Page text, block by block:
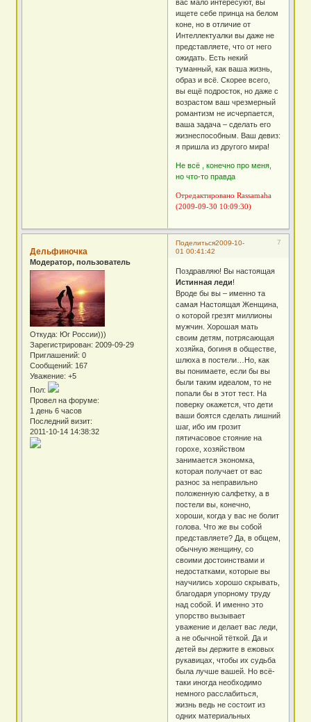
вас мало интересуют, вы
ищете себе принца на белом
коне, но в отличие от
Интеллектуалки вы даже не
представляете, что от него
ожидать. Есть некий
туманный, как ваша жизнь,
образ и всё. Скорее всего,
вы ещё подросток, но даже с
возрастом ваш чрезмерный
романтизм не исчерпается,
ваша задача – сделать его
жизнеспособным. Ваш девиз:
я пришла из другого мира!
Не всё , конечно про меня,
но что-то правда
Отредактировано Rassamaha
(2009-09-30 10:09:30)
Поделиться 7
2009-10-
01 00:41:42
Дельфиночка
Модератор, пользователь
Откуда: Юг России)))
Зарегистрирован: 2009-09-29
Приглашений: 0
Сообщений: 167
Уважение: +5
Пол:
Провел на форуме:
1 день 6 часов
Последний визит:
2011-10-14 14:38:32
Поздравляю! Вы настоящая
Истинная леди!
Вроде бы вы – именно та
самая Настоящая Женщина,
о которой грезят миллионы
мужчин. Хорошая мать
своим детям, потрясающая
хозяйка, богиня в обществе,
шлюха в постели…Но, как
вы понимаете, если бы вы
были таким идеалом, то не
попали бы в этот тест. На
поверку окажется, что дети
ваши боятся сделать лишний
шаг, ибо им грозит
пятичасовое стояние на
горохе, хозяйством
занимается экономка,
которая получает от вас
разнос за неправильно
положенную салфетку, а в
постели вы, конечно,
хороши, когда у вас не болит
голова. Что же вы собой
представляете? Да, в общем,
обычную женщину, со
своими достоинствами и
недостатками, которые вы
научились хорошо скрывать,
благодаря упорному труду
над собой. И именно это
упорство вызывает
уважение и делает вас леди,
а не обычной тёткой. Да и
детей вы держите в ежовых
рукавицах, чтобы их судьба
была лучше вашей. Но всё-
таки иногда необходимо
немного расслабиться,
жизнь ведь не состоит из
одних материальных